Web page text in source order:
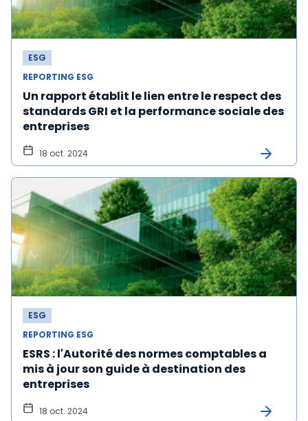
ESG
REPORTING ESG
Un rapport établit le lien entre le respect des
standards GRI et la performance sociale des
entreprises
18 oct. 2024
ESG
REPORTING ESG
ESRS : l'Autorité des normes comptables a
mis à jour son guide à destination des
entreprises
18 oct. 2024